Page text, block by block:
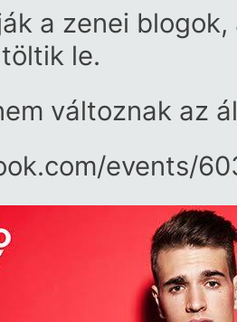
a zenei
le.
változnak az
​events/​